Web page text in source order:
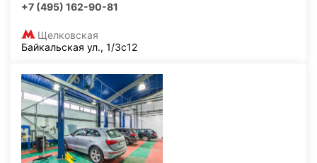
+7 (495) 162-90-81
Щелковская
Байкальская ул., 1/3с12